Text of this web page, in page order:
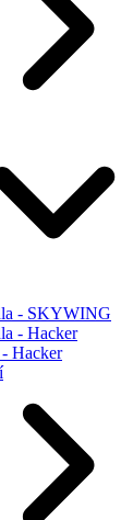
- SKYWING
- Hacker
Hacker